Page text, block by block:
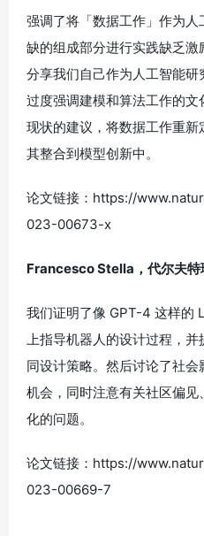
强调了将「数据工作」作为
缺的组成部分进行实践缺乏
分享我们自己作为人工智能
过度强调建模和算法工作的
现状的建议，将数据工作重
其整合到模型创新中。
论文链接：https://
023-00673-x
Francesco Stella，代尔夫特
我们证明了像 GPT-4 这样的
上指导机器人的设计过程，
同设计策略。然后讨论了社
机会，同时注意有关社区偏
化的问题。
论文链接：https://
023-00669-7